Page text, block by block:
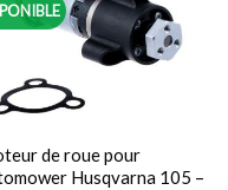
de roue pour
Husqvarna 105 –